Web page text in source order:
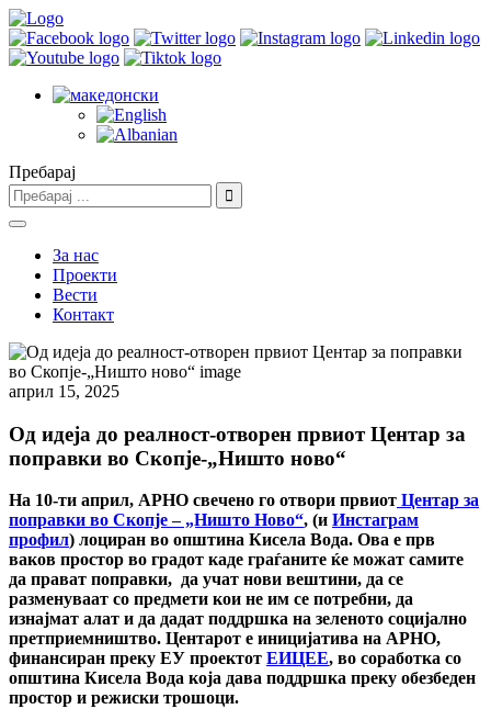
Пребарај
За нас
Проекти
Вести
Контакт
април 15, 2025
Од идеја до реалност-отворен првиот Центар за
поправки во Скопје-„Ништо ново“
На 10-ти април, АРНО свечено го отвори првиот Центар за
поправки во Скопје – „Ништо Ново“, (и Инстаграм
профил) лоциран во општина Кисела Вода. Ова е прв
ваков простор во градот каде граѓаните ќе можат самите
да прават поправки, да учат нови вештини, да се
разменуваат со предмети кои не им се потребни, да
изнајмат алат и да дадат поддршка на зеленото социјално
претприемништво. Центарот е иницијатива на АРНО,
финансиран преку ЕУ проектот ЕИЦЕЕ, во соработка со
општина Кисела Вода која дава поддршка преку обезбеден
простор и режиски трошоци.